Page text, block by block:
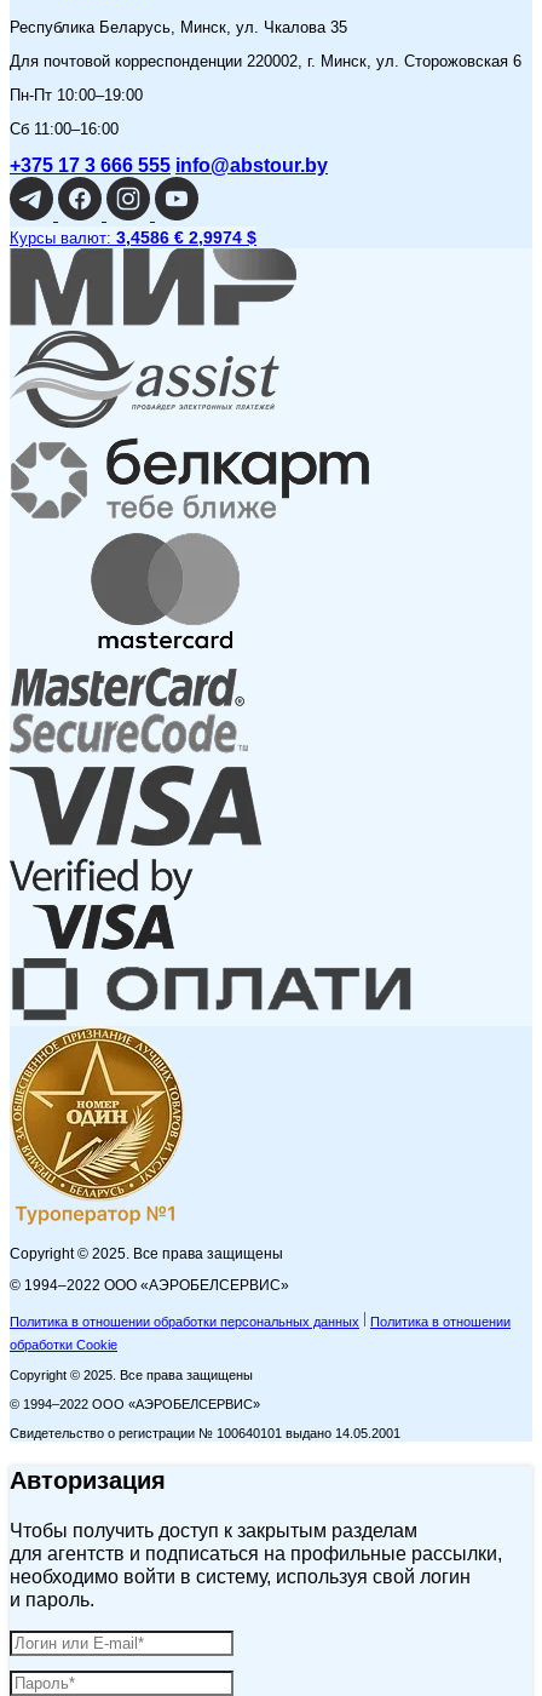
Республика Беларусь, Минск, ул. Чкалова 35
Для почтовой корреспонденции 220002, г. Минск, ул. Сторожовская 6
Пн-Пт 10:00–19:00
Сб 11:00–16:00
+375 17 3 666 555 info@abstour.by
Курсы валют: 3,4586 € 2,9974 $
Copyright © 2025. Все права защищены
© 1994–2022 ООО «АЭРОБЕЛСЕРВИС»
Политика в отношении обработки персональных данных
Политика в отношении
обработки Cookie
Copyright © 2025. Все права защищены
© 1994–2022 ООО «АЭРОБЕЛСЕРВИС»
Свидетельство о регистрации № 100640101 выдано 14.05.2001
Авторизация
Чтобы получить доступ к закрытым разделам
для агентств и подписаться на профильные рассылки,
необходимо войти в систему, используя свой логин
и пароль.